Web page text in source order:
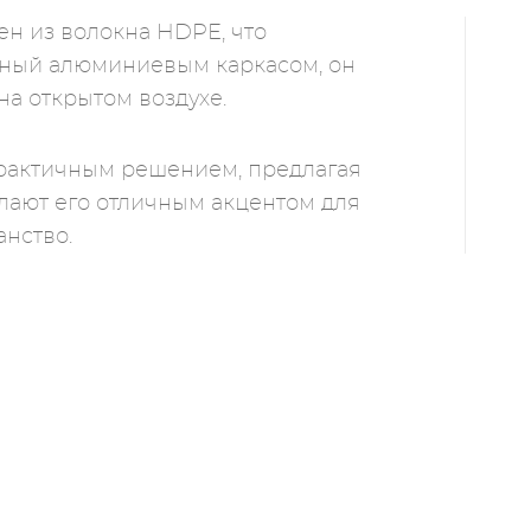
из волокна HDPE, что
алюминиевым каркасом, он
открытом воздухе.
решением, предлагая
его отличным акцентом для